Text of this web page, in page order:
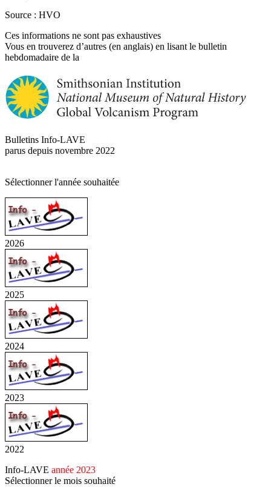
Source : HVO
Ces informations ne sont pas exhaustives
Vous en trouverez d’autres (en anglais) en lisant le bulletin
hebdomadaire de la
Bulletins Info-LAVE
parus depuis novembre 2022
Sélectionner l'année souhaitée
2026
2025
2024
2023
2022
Info-LAVE année 2023
Sélectionner le mois souhaité